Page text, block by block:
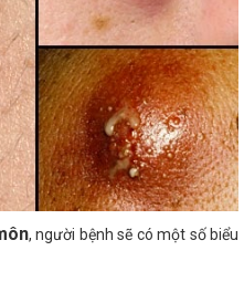
, người bệnh sẽ có một số biểu